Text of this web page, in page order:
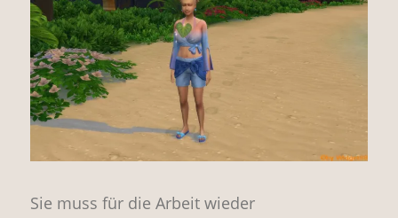
Sie muss für die Arbeit wieder